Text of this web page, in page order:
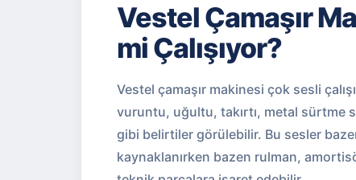
Vestel Çamaşır
mi Çalışıyor?
Vestel çamaşır makinesi çok sesli
vuruntu, uğultu, takırtı, metal sürtme
gibi belirtiler görülebilir. Bu sesler
kaynaklanırken bazen rulman,